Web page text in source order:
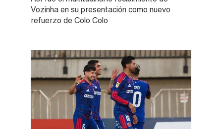
Vozinha en su presentación como nuevo
refuerzo de Colo Colo